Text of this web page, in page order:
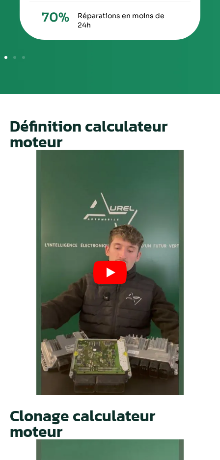
Réparations en moins de
24h
70%
Définition calculateur
moteur
Clonage calculateur
moteur